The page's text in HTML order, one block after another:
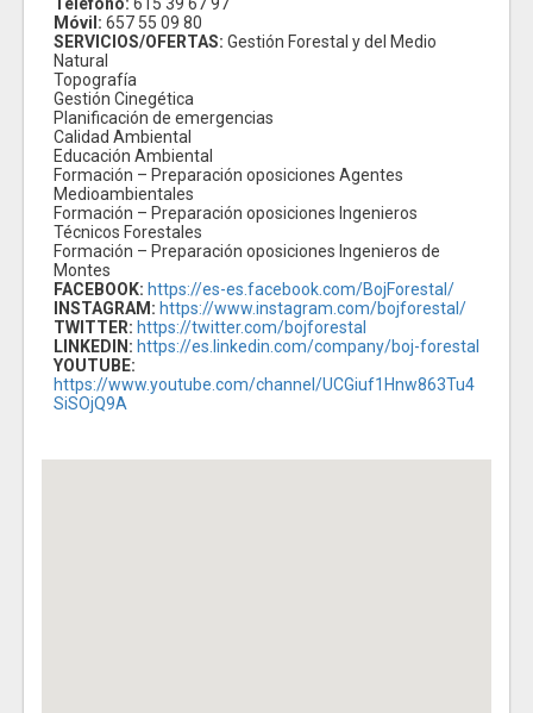
Móvil: 657 55 09 80
SERVICIOS/OFERTAS: Gestión Forestal y del Medio
Natural
Topografía
Gestión Cinegética
Planificación de emergencias
Calidad Ambiental
Educación Ambiental
Formación – Preparación oposiciones Agentes
Medioambientales
Formación – Preparación oposiciones Ingenieros
Técnicos Forestales
Formación – Preparación oposiciones Ingenieros de
Montes
FACEBOOK: https://es-es.facebook.com/BojForestal/
INSTAGRAM: https://www.instagram.com/bojforestal/
TWITTER: https://twitter.com/bojforestal
LINKEDIN: https://es.linkedin.com/company/boj-forestal
YOUTUBE:
https://www.youtube.com/channel/UCGiuf1Hnw863Tu4
SiSOjQ9A